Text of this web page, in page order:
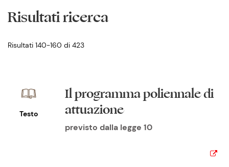
Risultati ricerca
Risultati 140-160 di 423
Testo
Il programma poliennale di
attuazione
previsto dalla legge 10